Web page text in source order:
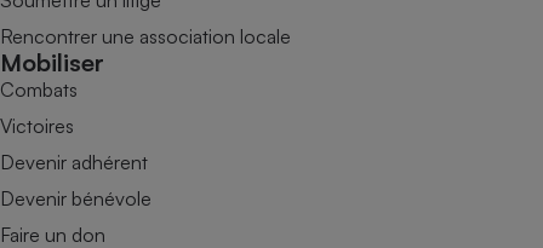
Rencontrer une association locale
Mobiliser
Combats
Victoires
Devenir adhérent
Devenir bénévole
Faire un don